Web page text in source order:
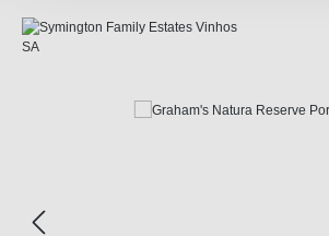
Bildergalerie überspringen